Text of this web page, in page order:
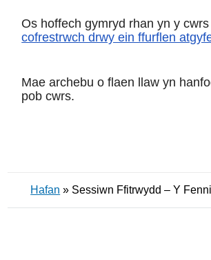
Os hoffech gymryd rhan yn y
cofrestrwch drwy ein ffurflen
Mae archebu o flaen llaw yn
pob cwrs.
Hafan » Sessiwn Ffitrwydd – Y Fenni